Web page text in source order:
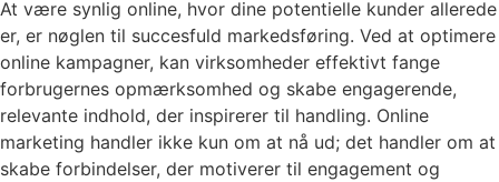
At være synlig online, hvor dine potentielle kunder allerede
er, er nøglen til succesfuld markedsføring. Ved at optimere
online kampagner, kan virksomheder effektivt fange
forbrugernes opmærksomhed og skabe engagerende,
relevante indhold, der inspirerer til handling. Online
marketing handler ikke kun om at nå ud; det handler om at
skabe forbindelser, der motiverer til engagement og